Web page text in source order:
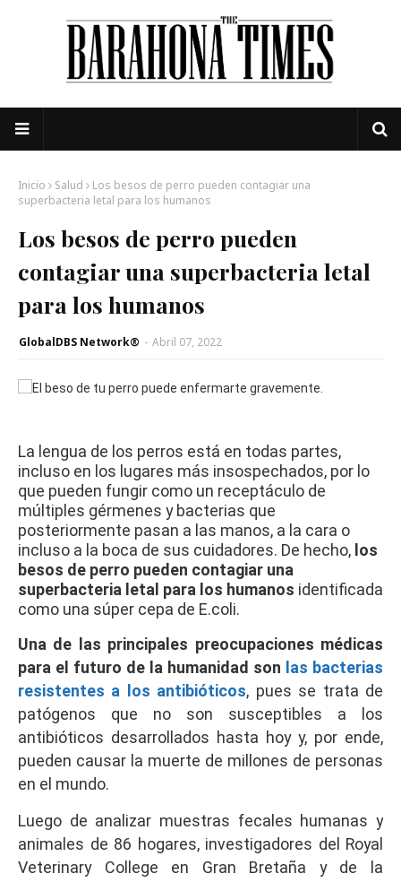
Inicio Salud
Los besos de perro pueden contagiar una
superbacteria letal para los humanos
Los besos de perro pueden
contagiar una superbacteria letal
para los humanos
GlobalDBS Network® - Abril 07, 2022
La lengua de los perros está en todas partes,
incluso en los lugares más insospechados, por lo
que pueden fungir como un receptáculo de
múltiples gérmenes y bacterias que
posteriormente pasan a las manos, a la cara o
incluso a la boca de sus cuidadores. De hecho, los
besos de perro pueden contagiar una
superbacteria letal para los humanos identificada
como una súper cepa de E.coli.
Una de las principales preocupaciones médicas
para el futuro de la humanidad son las bacterias
resistentes a los antibióticos, pues se trata de
patógenos que no son susceptibles a los
antibióticos desarrollados hasta hoy y, por ende,
pueden causar la muerte de millones de personas
en el mundo.
Luego de analizar muestras fecales humanas y
animales de 86 hogares, investigadores del Royal
Veterinary College en Gran Bretaña y de la